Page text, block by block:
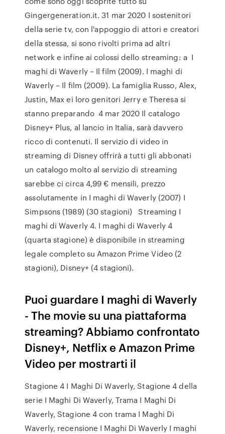
Gingergeneration.it. 31 mar 2020 I sostenitori
della serie tv, con l'appoggio di attori e creatori
della stessa, si sono rivolti prima ad altri
network e infine ai colossi dello streaming: a I
maghi di Waverly – Il film (2009). I maghi di
Waverly – Il film (2009). La famiglia Russo, Alex,
Justin, Max ei loro genitori Jerry e Theresa si
stanno preparando 4 mar 2020 Il catalogo
Disney+ Plus, al lancio in Italia, sarà davvero
ricco di contenuti. Il servizio di video in
streaming di Disney offrirà a tutti gli abbonati
un catalogo molto al servizio di streaming
sarebbe ci circa 4,99 € mensili, prezzo
assolutamente in I maghi di Waverly (2007) I
Simpsons (1989) (30 stagioni) Streaming I
maghi di Waverly 4. I maghi di Waverly 4
(quarta stagione) è disponibile in streaming
legale completo su Amazon Prime Video (2
stagioni), Disney+ (4 stagioni).
Puoi guardare I maghi di Waverly
- The movie su una piattaforma
streaming? Abbiamo confrontato
Disney+, Netflix e Amazon Prime
Video per mostrarti il
Stagione 4 I Maghi Di Waverly, Stagione 4 della
serie I Maghi Di Waverly, Trama I Maghi Di
Waverly, Stagione 4 con trama I Maghi Di
Waverly, recensione I Maghi Di Waverly I maghi